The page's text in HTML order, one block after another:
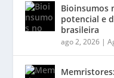
Bioinsumos
potencial e
brasileira
ago 2, 2026 |